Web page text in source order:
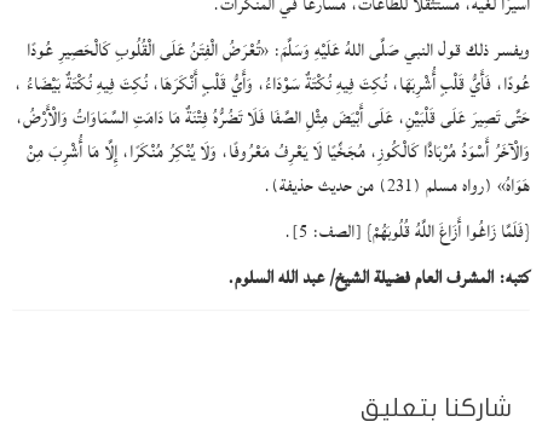
ويفسر ذلك قول النبي صَلَّى اللهُ عَلَيْهِ وَسَلَّمَ: «تُعْرَضُ الْفِتَنُ عَلَى الْقُلُوبِ كَالْحَصِيرِ عُودًا
عُودًا، فَأَيُّ قَلْبٍ أُشْرِبَهَا، نُكِتَ فِيهِ نُكْتَةٌ سَوْدَاءُ، وَأَيُّ قَلْبٍ أَنْكَرَهَا، نُكِتَ فِيهِ نُكْتَةٌ بَيْضَاءُ ،
حَتَّى تَصِيرَ عَلَى قَلْبَيْنِ، عَلَى أَبْيَضَ مِثْلِ الصَّفَا فَلَا تَضُرُّهُ فِتْنَةٌ مَا دَامَتِ السَّمَاوَاتُ وَالْأَرْضُ،
وَالْآخَرُ أَسْوَدُ مُرْبَادًّا كَالْكُوزِ، مُجَخِّيًا لَا يَعْرِفُ مَعْرُوفًا، وَلَا يُنْكِرُ مُنْكَرًا، إِلَّا مَا أُشْرِبَ مِنْ
هَوَاهُ» (رواه مسلم (231) من حديث حذيفة).
{فَلَمَّا زَاغُوا أَزَاغَ اللَّهُ قُلُوبَهُمْ} [الصف: 5].
كتبه: المشرف العام فضيلة الشيخ/ عبد الله السلوم.
شاركنا بتعليق